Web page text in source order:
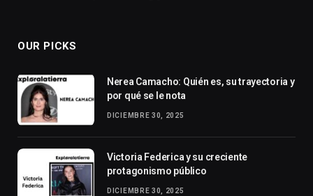
OUR PICKS
Nerea Camacho: Quién es, su trayectoria y
por qué se le nota
DICIEMBRE 30, 2025
Victoria Federica y su creciente
protagonismo público
DICIEMBRE 30, 2025